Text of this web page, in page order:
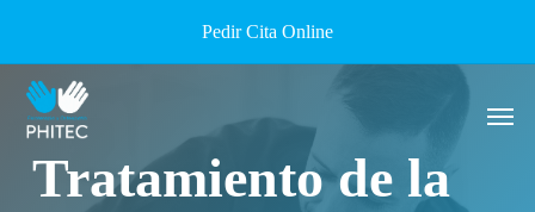
main
content
Pedir Cita Online
Menu
Tratamiento de la